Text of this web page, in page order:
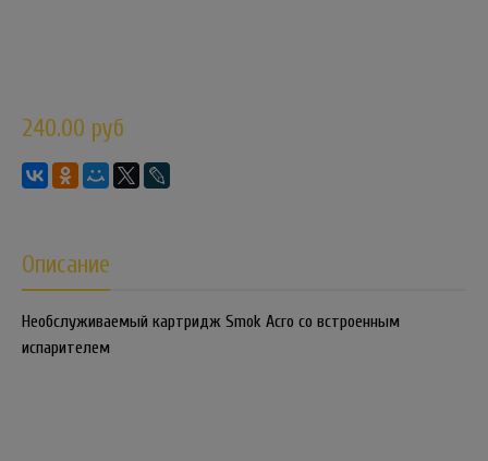
240.00 руб
Описание
Необслуживаемый картридж Smok Acro со встроенным
испарителем